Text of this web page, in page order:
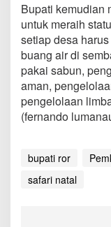
Bupati kemudian
untuk meraih
setiap desa
buang air di
pakai sabun,
aman,
pengelolaan
(fernando
bupati ror
safari natal